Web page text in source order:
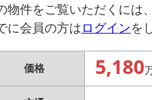
物件をご覧いただくには、
に会員の方はログインを
価格 5,180